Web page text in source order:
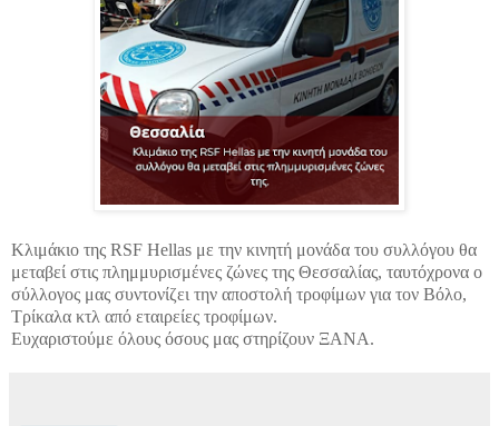
Κλιμάκιο της RSF Hellas με την κινητή μονάδα του συλλόγου θα
μεταβεί στις πλημμυρισμένες ζώνες της Θεσσαλίας, ταυτόχρονα ο
σύλλογος μας συντονίζει την αποστολή τροφίμων για τον Βόλο,
Τρίκαλα κτλ από εταιρείες τροφίμων.
Ευχαριστούμε όλους όσους μας στηρίζουν ΞΑΝΑ.